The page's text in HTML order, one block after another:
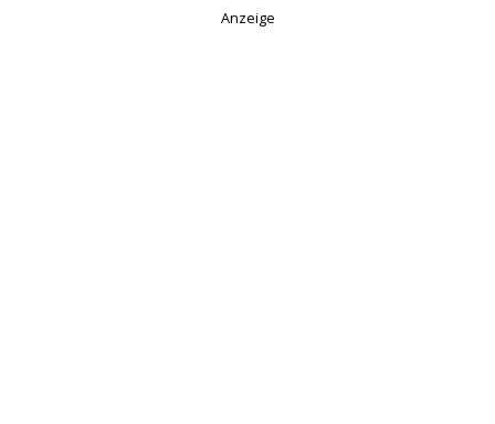
Anzeige